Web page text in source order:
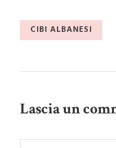
CIBI ALBANESI
Lascia un